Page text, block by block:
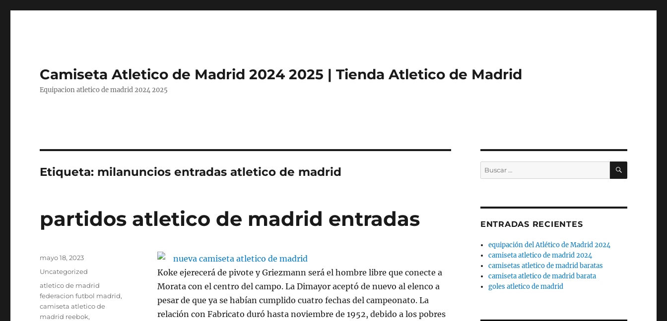
Camiseta Atletico de Madrid 2024 2025 | Tienda Atletico de Madrid
Equipacion atletico de madrid 2024 2025
Etiqueta: milanuncios entradas atletico de madrid
partidos atletico de madrid entradas
Koke ejerecerá de pivote y Griezmann será el hombre libre que conecte a
Morata con el centro del campo. La Dimayor aceptó de nuevo al elenco a
pesar de que ya se habían cumplido cuatro fechas del campeonato. La
relación con Fabricato duró hasta noviembre de 1952, debido a los pobres
Publicado
mayo 18, 2023
Categorías
Uncategorized
Etiquetas
atletico de madrid
federacion futbol madrid,
camiseta atletico de
madrid reebok,
Buscar
por:
BUSCAR
ENTRADAS RECIENTES
equipación del Atlético de Madrid 2024
camiseta atletico de madrid 2024
camisetas atletico de madrid baratas
camiseta atletico de madrid barata
goles atletico de madrid